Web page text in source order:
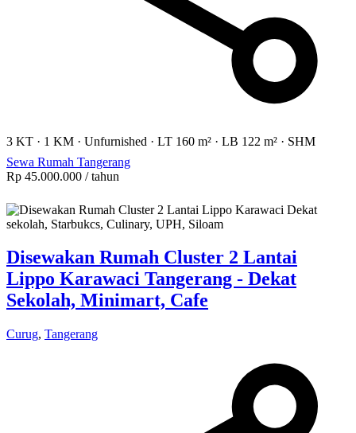
3 KT · 1 KM · Unfurnished · LT 160 m² · LB 122 m² · SHM
Sewa Rumah Tangerang
Rp 45.000.000 / tahun
Disewakan Rumah Cluster 2 Lantai
Lippo Karawaci Tangerang - Dekat
Sekolah, Minimart, Cafe
Curug, Tangerang